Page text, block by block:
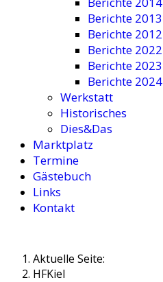
Berichte 2013
Berichte 2012
Berichte 2022
Berichte 2023
Berichte 2024
Werkstatt
Historisches
Dies&Das
Marktplatz
Termine
Gästebuch
Links
Kontakt
Aktuelle Seite:
HFKiel